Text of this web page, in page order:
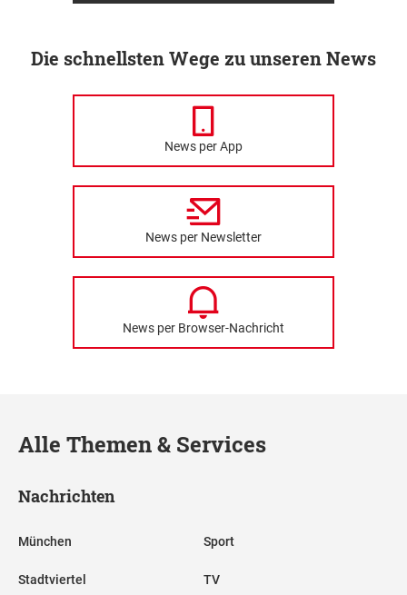
Die schnellsten Wege zu unseren News
News per App
News per Newsletter
News per Browser-Nachricht
Alle Themen & Services
Nachrichten
München
Stadtviertel
Sport
TV